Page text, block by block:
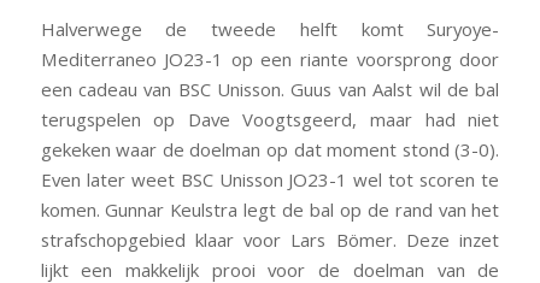
Halverwege de tweede helft komt Suryoye-
Mediterraneo JO23-1 op een riante voorsprong door
een cadeau van BSC Unisson. Guus van Aalst wil de bal
terugspelen op Dave Voogtsgeerd, maar had niet
gekeken waar de doelman op dat moment stond (3-0).
Even later weet BSC Unisson JO23-1 wel tot scoren te
komen. Gunnar Keulstra legt de bal op de rand van het
strafschopgebied klaar voor Lars Bömer. Deze inzet
lijkt een makkelijk prooi voor de doelman van de